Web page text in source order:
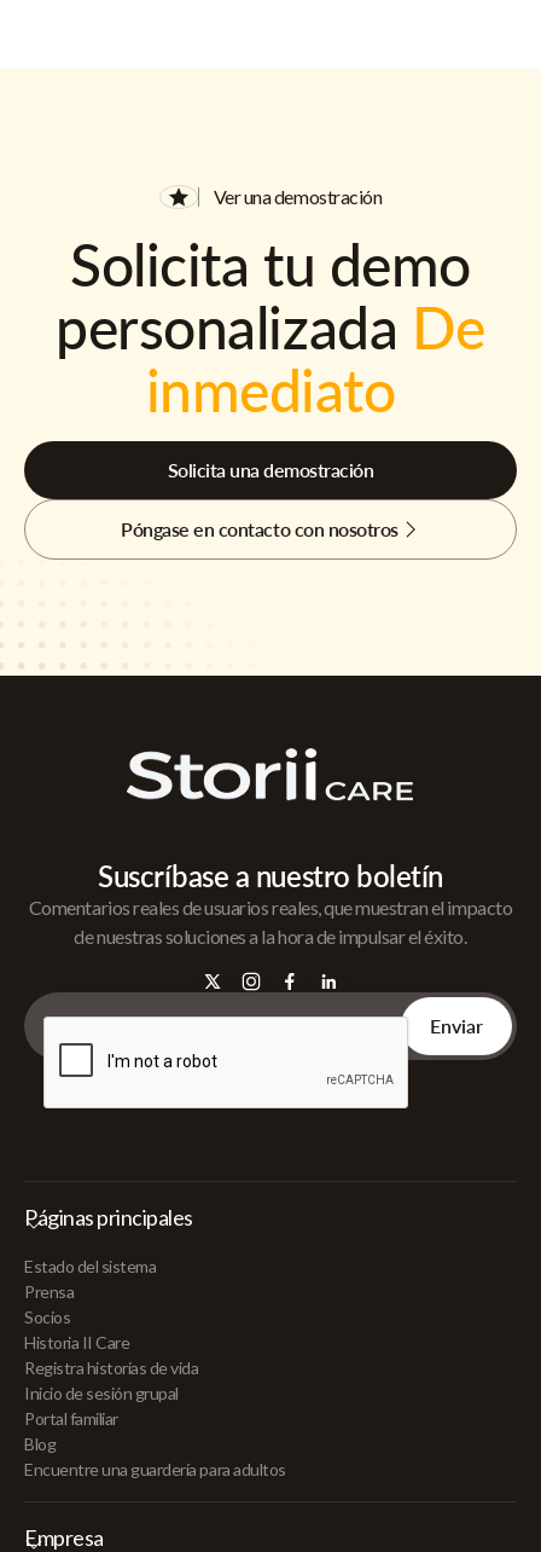
Ver una demostración
Solicita tu demo
personalizada De
inmediato
Solicita una demostración
Póngase en contacto con nosotros
Suscríbase a nuestro boletín
Comentarios reales de usuarios reales, que muestran el impacto
de nuestras soluciones a la hora de impulsar el éxito.
Páginas principales
Estado del sistema
Prensa
Socios
Historia II Care
Registra historias de vida
Inicio de sesión grupal
Portal familiar
Blog
Encuentre una guardería para adultos
Empresa